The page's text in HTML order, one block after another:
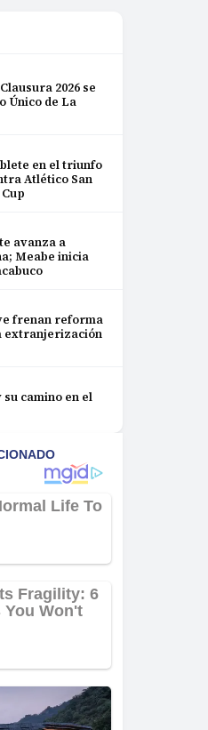
2026 se
Único de La
en el triunfo
Atlético San
avanza a
Meabe inicia
frenan reforma
extranjerización
camino en el